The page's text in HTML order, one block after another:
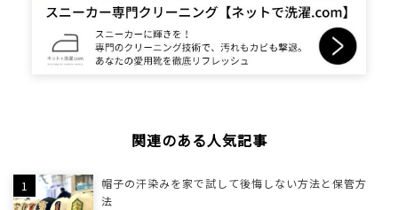
関連のある人気記事
帽子の汗染みを家で試して後悔しない方法と保管方
法